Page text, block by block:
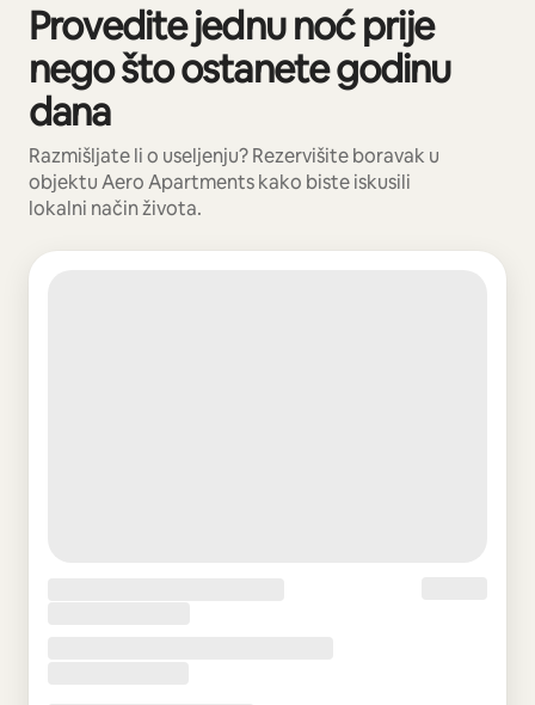
Provedite jednu noć prije
nego što ostanete godinu
dana
Razmišljate li o useljenju? Rezervišite boravak u
objektu Aero Apartments kako biste iskusili
lokalni način života.
Prikazano 0 od 0 stavki